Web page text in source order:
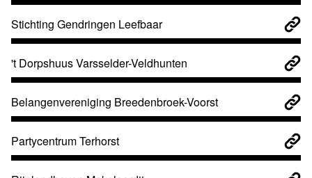
Stichting Gendringen Leefbaar
't Dorpshuus Varsselder-Veldhunten
Belangenvereniging Breedenbroek-Voorst
Partycentrum Terhorst